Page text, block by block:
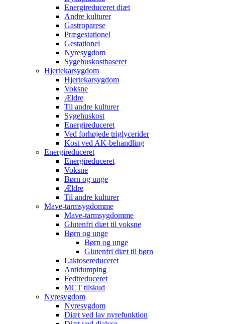
Energireduceret diæt
Andre kulturer
Gastroparese
Prægestationel
Gestationel
Nyresygdom
Sygehuskostbaseret
Hjertekarsygdom
Hjertekarsygdom
Voksne
Ældre
Til andre kulturer
Sygehuskost
Energireduceret
Ved forhøjede triglycerider
Kost ved AK-behandling
Energireduceret
Energireduceret
Voksne
Børn og unge
Ældre
Til andre kulturer
Mave-tarmsygdomme
Mave-tarmsygdomme
Glutenfri diæt til voksne
Børn og unge
Børn og unge
Glutenfri diæt til børn
Laktosereduceret
Antidumping
Fedtreduceret
MCT tilskud
Nyresygdom
Nyresygdom
Diæt ved lav nyrefunktion